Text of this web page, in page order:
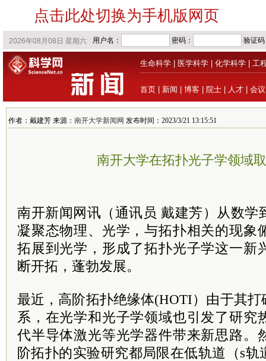
点击此处切换为手机版网页
生命科学 医学科学 化学科学 工
首页 新闻 博客 院士 人才 会议
作者：戴建芳 来源： 南开大学新闻网 发布时间：2023/3/21 13:15:51
南开大学在拓扑光子学领域
南开新闻网讯（通讯员 戴建芳）从数学
凝聚态物理、光学，与拓扑相关的现象
拓展到光学，形成了拓扑光子学这一新
断开拓，蓬勃发展。
最近，高阶拓扑绝缘体(HOTI）由于其
系，在光学和光子学领域也引发了研究
代半导体激光等光学器件带来新思路。
阶拓扑的实验研究都局限在低轨道（s轨